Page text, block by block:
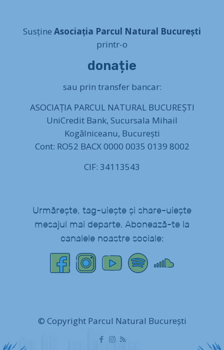
Susține Asociația Parcul Natural București
printr-o
donație
sau prin transfer bancar:
ASOCIAȚIA PARCUL NATURAL BUCUREȘTI
UniCredit Bank, Sucursala Mihail
Kogălniceanu, București
Cont: RO52 BACX 0000 0035 0139 8002
CIF: 34113543
Urmărește, tag-uiește și share-uiește
mesajul mai departe. Abonează-te la
canalele noastre sociale:
© Copyright Parcul Natural București